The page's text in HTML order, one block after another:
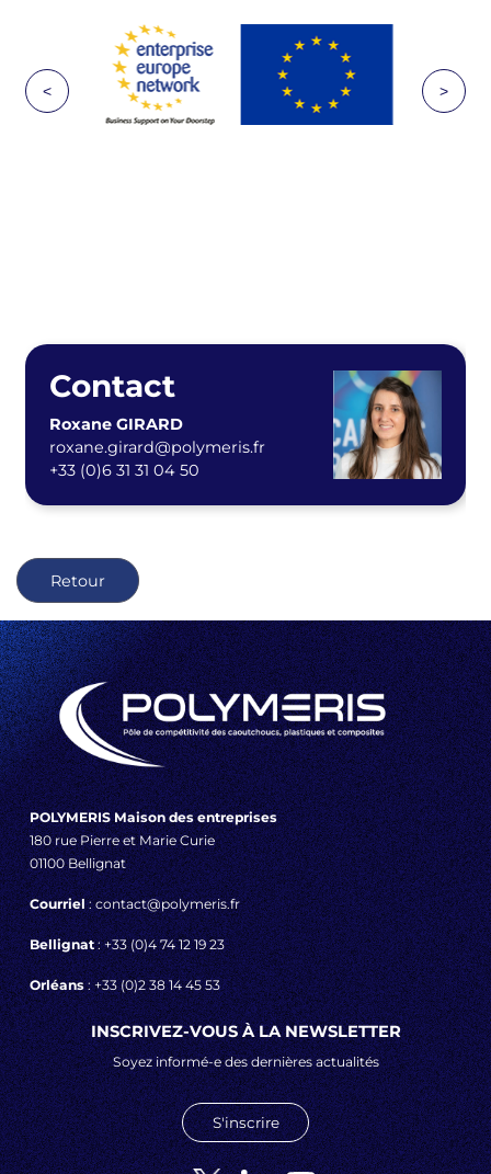
< >
Contact
Roxane GIRARD
roxane.girard@polymeris.fr
+33 (0)6 31 31 04 50
Retour
POLYMERIS Maison des entreprises
180 rue Pierre et Marie Curie
01100 Bellignat
Courriel: contact@polymeris.fr
Bellignat: +33 (0)4 74 12 19 23
Orléans: +33 (0)2 38 14 45 53
INSCRIVEZ-VOUS À LA NEWSLETTER
Soyez informé-e des dernières actualités
S'inscrire